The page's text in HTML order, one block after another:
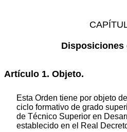
Disposiciones
Artículo 1. Objeto.
Esta Orden tiene por objeto
ciclo formativo de grado
de Técnico Superior en
establecido en el Real